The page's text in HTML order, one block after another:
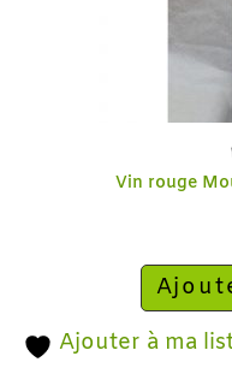
Vin rouge
Ajouter à ma